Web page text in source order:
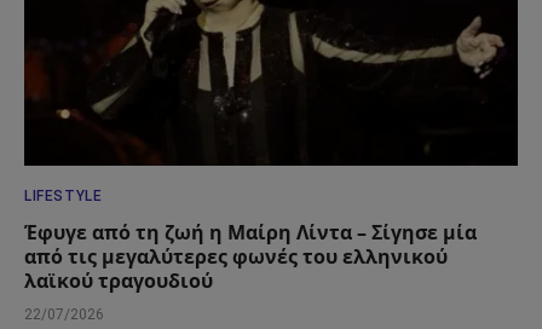
LIFESTYLE
Έφυγε από τη ζωή η Μαίρη Λίντα – Σίγησε μία
από τις μεγαλύτερες φωνές του ελληνικού
λαϊκού τραγουδιού
22/07/2026